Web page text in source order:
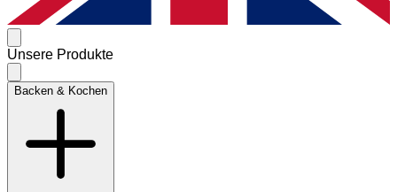
Unsere Produkte
Backen & Kochen